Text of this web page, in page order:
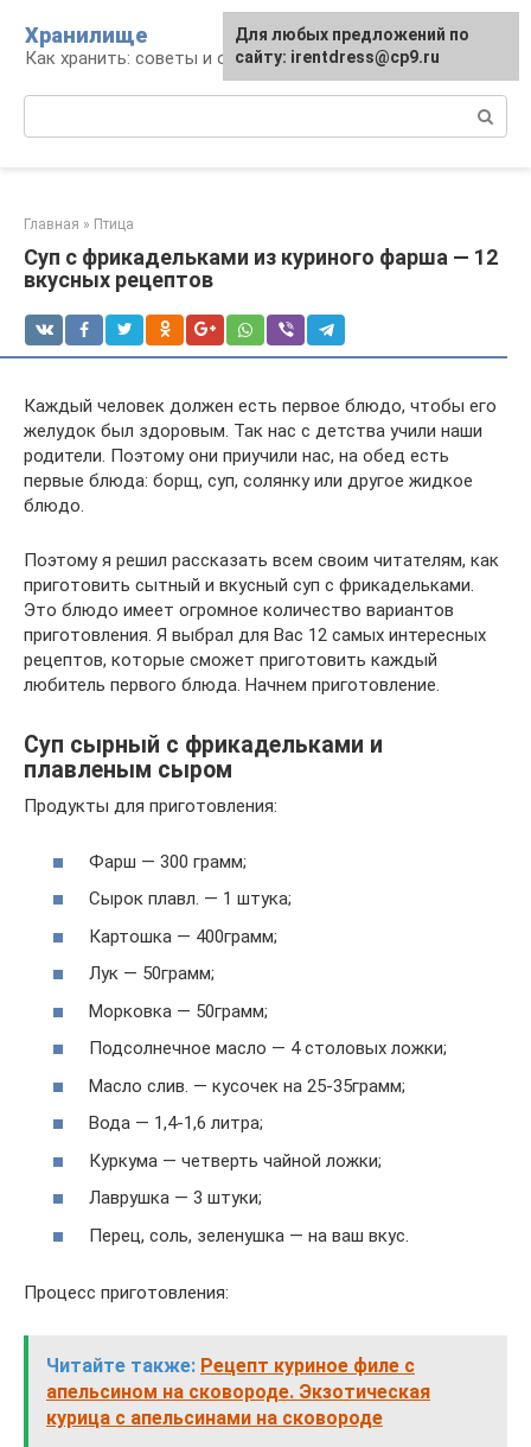
контенту
Хранилище
Как хранить: советы и опыт
Главная » Птица
Суп с фрикадельками из куриного фарша — 12
вкусных рецептов
Каждый человек должен есть первое блюдо, чтобы его
желудок был здоровым. Так нас с детства учили наши
родители. Поэтому они приучили нас, на обед есть
первые блюда: борщ, суп, солянку или другое жидкое
блюдо.
Поэтому я решил рассказать всем своим читателям, как
приготовить сытный и вкусный суп с фрикадельками.
Это блюдо имеет огромное количество вариантов
приготовления. Я выбрал для Вас 12 самых интересных
рецептов, которые сможет приготовить каждый
любитель первого блюда. Начнем приготовление.
Суп сырный с фрикадельками и
плавленым сыром
Продукты для приготовления:
Фарш — 300 грамм;
Сырок плавл. — 1 штука;
Картошка — 400грамм;
Лук — 50грамм;
Морковка — 50грамм;
Подсолнечное масло — 4 столовых ложки;
Масло слив. — кусочек на 25-35грамм;
Вода — 1,4-1,6 литра;
Куркума — четверть чайной ложки;
Лаврушка — 3 штуки;
Перец, соль, зеленушка — на ваш вкус.
Процесс приготовления:
Читайте также: Рецепт куриное филе с
апельсином на сковороде. Экзотическая
курица с апельсинами на сковороде
Для любых предложений по
сайту: irentdress@cp9.ru